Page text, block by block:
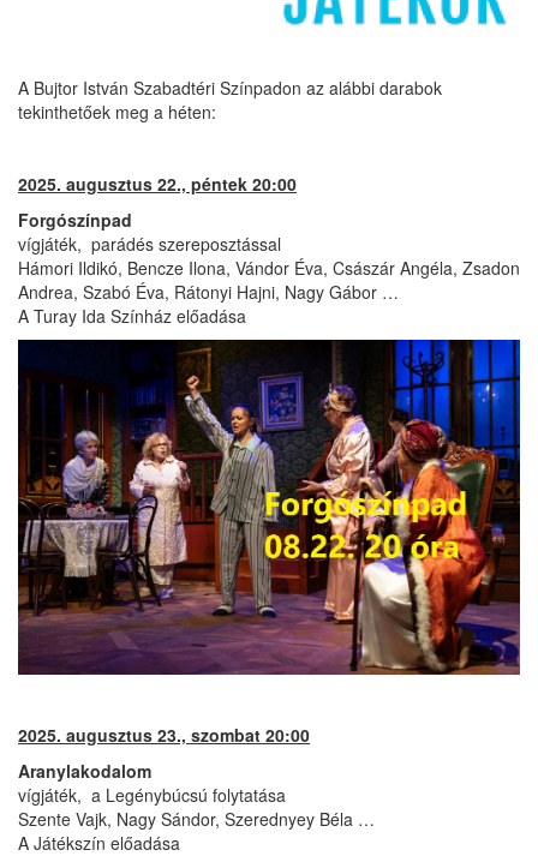
A Bujtor István Szabadtéri Színpadon az alábbi darabok
tekinthetőek meg a héten:
2025. augusztus 22., péntek 20:00
Forgószínpad
vígjáték, parádés szereposztással
Hámori Ildikó, Bencze Ilona, Vándor Éva, Császár Angéla, Zsadon
Andrea, Szabó Éva, Rátonyi Hajni, Nagy Gábor …
A Turay Ida Színház előadása
2025. augusztus 23., szombat 20:00
Aranylakodalom
vígjáték, a Legénybúcsú folytatása
Szente Vajk, Nagy Sándor, Szerednyey Béla …
A Játékszín előadása